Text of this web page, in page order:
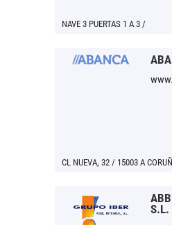
NAVE 3 PUERTAS 1 A 3 /
CL NUEVA, 32 / 15003 A
S.L.